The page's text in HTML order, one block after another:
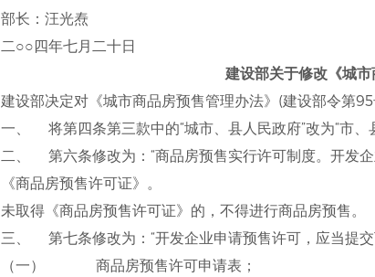
部长：汪光焘
二○○四年七月二十日
建设部关于修改《城
建设部决定对《城市商品房预售管理办法》(建设部令第95
一、 将第四条第三款中的“城市、县人民政府”改为“市、
二、 第六条修改为：“商品房预售实行许可制度。开发
《商品房预售许可证》。
未取得《商品房预售许可证》的，不得进行商品房预售。
三、 第七条修改为：“开发企业申请预售许可，应当提交
（一） 商品房预售许可申请表；